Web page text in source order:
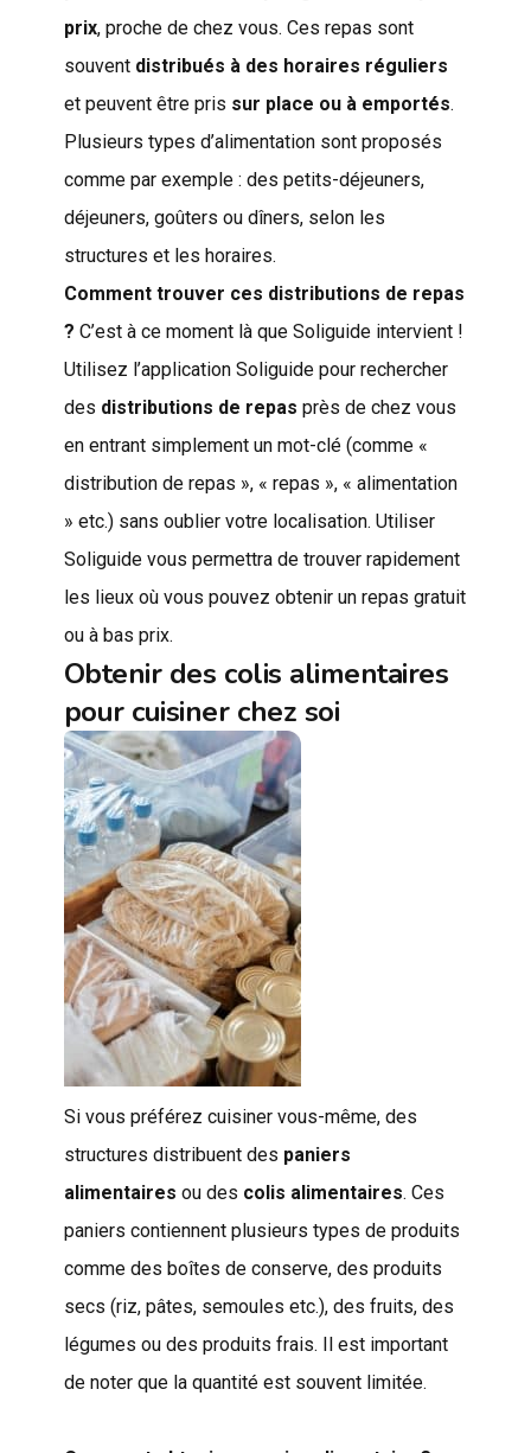
prix, proche de chez vous. Ces repas sont
souvent distribués à des horaires réguliers
et peuvent être pris sur place ou à emportés.
Plusieurs types d’alimentation sont proposés
comme par exemple : des petits-déjeuners,
déjeuners, goûters ou dîners, selon les
structures et les horaires.
Comment trouver ces distributions de repas
? C’est à ce moment là que Soliguide intervient !
Utilisez l’application Soliguide pour rechercher
des distributions de repas près de chez vous
en entrant simplement un mot-clé (comme «
distribution de repas », « repas », « alimentation
» etc.) sans oublier votre localisation. Utiliser
Soliguide vous permettra de trouver rapidement
les lieux où vous pouvez obtenir un repas gratuit
ou à bas prix.
Obtenir des colis alimentaires
pour cuisiner chez soi
Si vous préférez cuisiner vous-même, des
structures distribuent des paniers
alimentaires ou des colis alimentaires. Ces
paniers contiennent plusieurs types de produits
comme des boîtes de conserve, des produits
secs (riz, pâtes, semoules etc.), des fruits, des
légumes ou des produits frais. Il est important
de noter que la quantité est souvent limitée.